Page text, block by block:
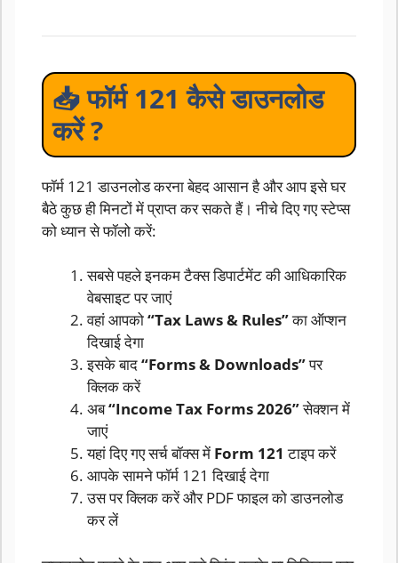
📥 फॉर्म 121 कैसे डाउनलोड
करें ?
फॉर्म 121 डाउनलोड करना बेहद आसान है और आप इसे घर
बैठे कुछ ही मिनटों में प्राप्त कर सकते हैं। नीचे दिए गए स्टेप्स
को ध्यान से फॉलो करें:
सबसे पहले इनकम टैक्स डिपार्टमेंट की आधिकारिक
वेबसाइट पर जाएं
वहां आपको“Tax Laws & Rules”का ऑप्शन
दिखाई देगा
इसके बाद“Forms & Downloads”पर
क्लिक करें
अब“Income Tax Forms 2026”सेक्शन में
जाएं
यहां दिए गए सर्च बॉक्स में Form 121 टाइप करें
आपके सामने फॉर्म 121 दिखाई देगा
उस पर क्लिक करें और PDF फाइल को डाउनलोड
कर लें